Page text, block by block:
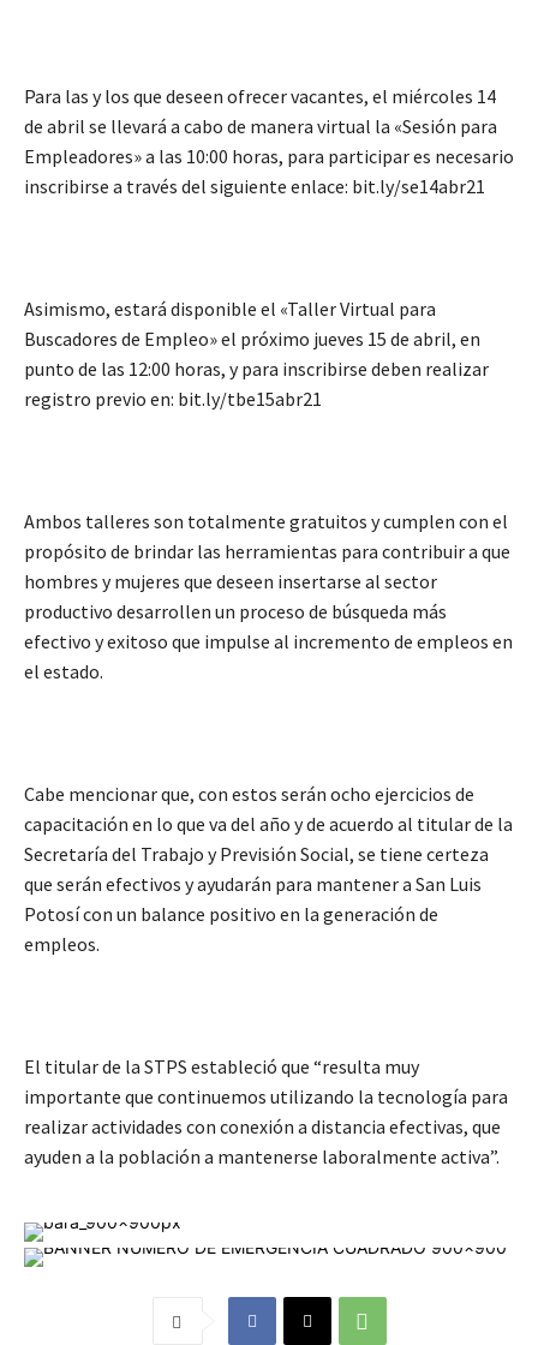
Para las y los que deseen ofrecer vacantes, el miércoles 14
de abril se llevará a cabo de manera virtual la «Sesión para
Empleadores» a las 10:00 horas, para participar es necesario
inscribirse a través del siguiente enlace: bit.ly/se14abr21
Asimismo, estará disponible el «Taller Virtual para
Buscadores de Empleo» el próximo jueves 15 de abril, en
punto de las 12:00 horas, y para inscribirse deben realizar
registro previo en: bit.ly/tbe15abr21
Ambos talleres son totalmente gratuitos y cumplen con el
propósito de brindar las herramientas para contribuir a que
hombres y mujeres que deseen insertarse al sector
productivo desarrollen un proceso de búsqueda más
efectivo y exitoso que impulse al incremento de empleos en
el estado.
Cabe mencionar que, con estos serán ocho ejercicios de
capacitación en lo que va del año y de acuerdo al titular de la
Secretaría del Trabajo y Previsión Social, se tiene certeza
que serán efectivos y ayudarán para mantener a San Luis
Potosí con un balance positivo en la generación de
empleos.
El titular de la STPS estableció que “resulta muy
importante que continuemos utilizando la tecnología para
realizar actividades con conexión a distancia efectivas, que
ayuden a la población a mantenerse laboralmente activa”.